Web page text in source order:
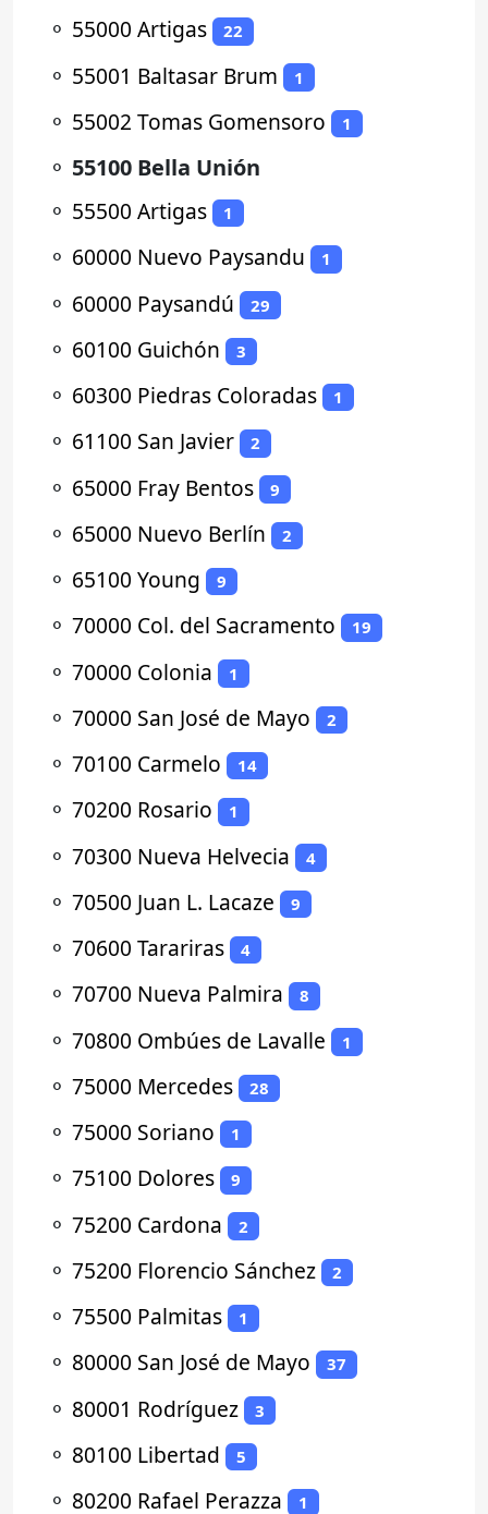
⚬ 55000 Artigas 22
⚬ 55001 Baltasar Brum 1
⚬ 55002 Tomas Gomensoro 1
⚬ 55100 Bella Unión
⚬ 55500 Artigas 1
⚬ 60000 Nuevo Paysandu 1
⚬ 60000 Paysandú 29
⚬ 60100 Guichón 3
⚬ 60300 Piedras Coloradas 1
⚬ 61100 San Javier 2
⚬ 65000 Fray Bentos 9
⚬ 65000 Nuevo Berlín 2
⚬ 65100 Young 9
⚬ 70000 Col. del Sacramento 19
⚬ 70000 Colonia 1
⚬ 70000 San José de Mayo 2
⚬ 70100 Carmelo 14
⚬ 70200 Rosario 1
⚬ 70300 Nueva Helvecia 4
⚬ 70500 Juan L. Lacaze 9
⚬ 70600 Tarariras 4
⚬ 70700 Nueva Palmira 8
⚬ 70800 Ombúes de Lavalle 1
⚬ 75000 Mercedes 28
⚬ 75000 Soriano 1
⚬ 75100 Dolores 9
⚬ 75200 Cardona 2
⚬ 75200 Florencio Sánchez 2
⚬ 75500 Palmitas 1
⚬ 80000 San José de Mayo 37
⚬ 80001 Rodríguez 3
⚬ 80100 Libertad 5
⚬ 80200 Rafael Perazza 1